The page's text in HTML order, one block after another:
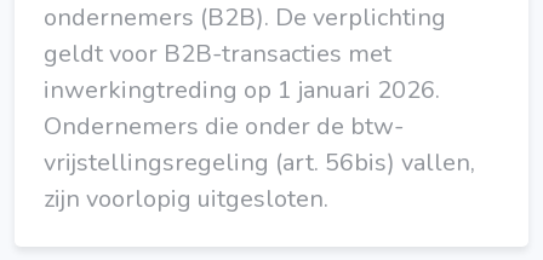
ondernemers (B2B). De verplichting
geldt voor B2B-transacties met
inwerkingtreding op 1 januari 2026.
Ondernemers die onder de btw-
vrijstellingsregeling (art. 56bis) vallen,
zijn voorlopig uitgesloten.